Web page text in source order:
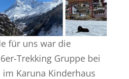
für uns war die
Trekking Gruppe bei
Karuna Kinderhaus